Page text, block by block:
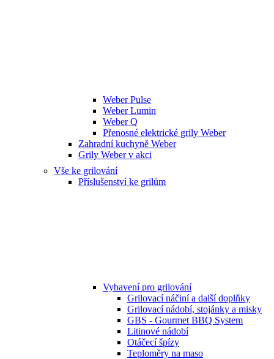
Weber Pulse
Weber Lumin
Weber Q
Přenosné elektrické grily Weber
Zahradní kuchyně Weber
Grily Weber v akci
Vše ke grilování
Příslušenství ke grilům
Vybavení pro grilování
Grilovací náčiní a další doplňky
Grilovací nádobí, stojánky a misky
GBS - Gourmet BBQ System
Litinové nádobí
Otáčecí špízy
Teploměry na maso